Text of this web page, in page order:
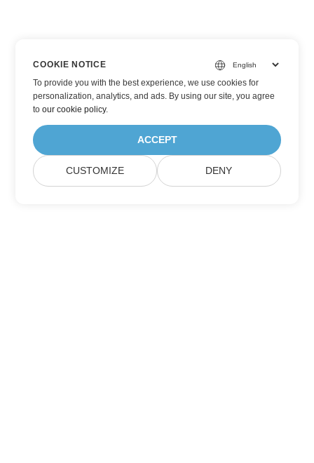
COOKIE NOTICE
To provide you with the best experience, we use cookies for
personalization, analytics, and ads. By using our site, you agree
toour cookie policy.
ACCEPT
CUSTOMIZE DENY